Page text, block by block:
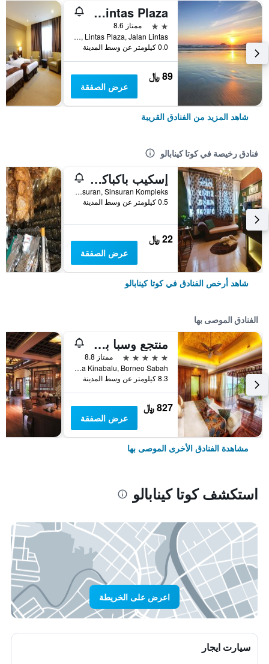
Aston Boutec Hotel Lintas Plaza
2 نجمتين
ممتاز 8.6
Lot 23-0 & 25-0, Lorong Lintas Plaza3, Lintas Plaza, Jalan Lintas, كوتا كينابالو, ماليزيا
0.0 كيلومتر عن وسط المدينة
89 ﷼
عرض الصفقة
شاهد المزيد من الفنادق القريبة
فنادق رخيصة في كوتا كينابالو
إسكيب باكباكرز كاي كي
Unit Lot 8 Block J, 3rd Floor, Jalan Sinsuran, Sinsuran Kompleks, كوتا كينابالو, ماليزيا
0.5 كيلومتر عن وسط المدينة
22 ﷼
عرض الصفقة
شاهد أرخص الفنادق في كوتا كينابالو
الفنادق الموصى بها
منتجع وسبا بونغا رايا آيلاند
5 نجوم
ممتاز 8.8
Polish Bay Gaya Island Po Box 22036, 88778 Luyang Kota Kinabalu, Borneo Sabah, كوتا كينابالو, ماليزيا
8.3 كيلومتر عن وسط المدينة
827 ﷼
عرض الصفقة
مشاهدة الفنادق الأخرى الموصى بها
استكشف كوتا كينابالو
اعرض على الخريطة
سيارت ايجار